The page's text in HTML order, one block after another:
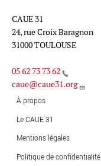
CAUE 31
24, rue Croix Baragnon
31000 TOULOUSE
05 62 73 73 62
caue@caue31.org
MENU PIED DE PAGE
À propos
Le CAUE 31
Mentions légales
Politique de confidentialité